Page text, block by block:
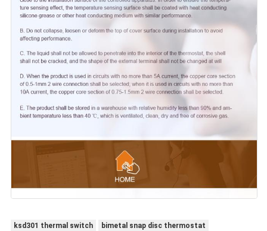
ksd301 thermal switch
bimetal snap disc thermostat